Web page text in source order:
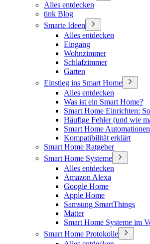
Alles entdecken
tink Blog
Smarte Ideen
Alles entdecken
Eingang
Wohnzimmer
Schlafzimmer
Garten
Einstieg ins Smart Home
Alles entdecken
Was ist ein Smart Home?
Smart Home Einrichten:
Häufige Fehler (und wie
Smart Home
Kompatibilität erklärt
Smart Home Ratgeber
Smart Home Systeme
Alles entdecken
Amazon Alexa
Google Home
Apple Home
Samsung SmartThings
Matter
Smart Home Systeme im
Smart Home Protokolle